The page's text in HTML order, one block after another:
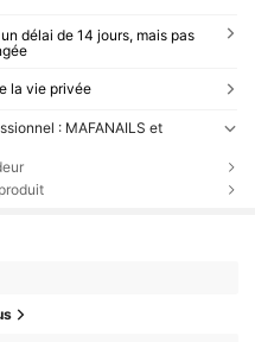
délai de 14 jours, mais pas
la vie privée
: MAFANAILS et